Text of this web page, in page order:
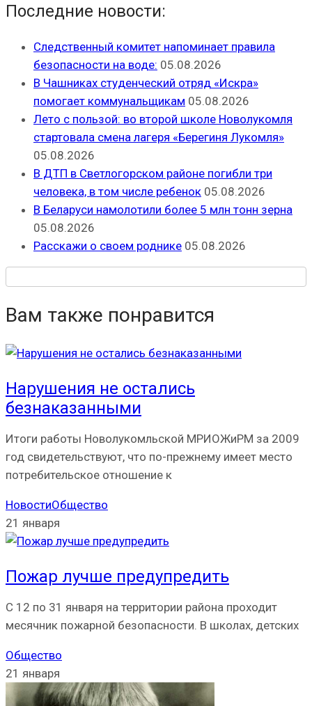
Последние новости:
Следственный комитет напоминает правила
безопасности на воде: 05.08.2026
В Чашниках студенческий отряд «Искра»
помогает коммунальщикам 05.08.2026
Лето с пользой: во второй школе Новолукомля
стартовала смена лагеря «Берегиня Лукомля»
05.08.2026
В ДТП в Светлогорском районе погибли три
человека, в том числе ребенок 05.08.2026
В Беларуси намолотили более 5 млн тонн зерна
05.08.2026
Расскажи о своем роднике 05.08.2026
Вам также понравится
Нарушения не остались
безнаказанными
Итоги работы Новолукомльской МРИОЖиРМ за 2009
год свидетельствуют, что по-прежнему имеет место
потребительское отношение к
НовостиОбщество
21 января
Пожар лучше предупредить
С 12 по 31 января на территории района проходит
месячник пожарной безопасности. В школах, детских
Общество
21 января